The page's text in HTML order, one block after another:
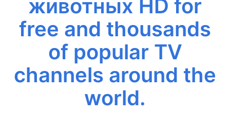
животных HD for
free and thousands
of popular TV
channels around the
world.